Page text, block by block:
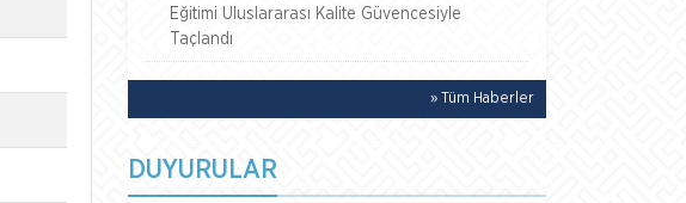
Eğitimi Uluslararası Kalite Güvencesiyle
Taçlandı
» Tüm Haberler
DUYURULAR